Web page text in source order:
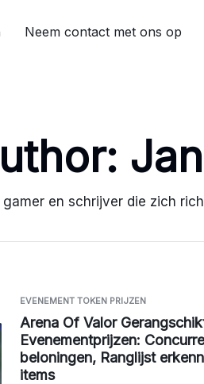
Neem contact met ons op
gamer en schrijver die zich
EVENEMENT TOKEN PRIJZEN
Arena Of Valor
Evenementprijzen:
beloningen, Ranglijst
items